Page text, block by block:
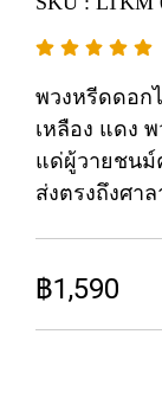
พวงหรีดดอก
เหลือง แดง
แด่ผู้วายชนม์
ส่งตรงถึงศา
฿1,590